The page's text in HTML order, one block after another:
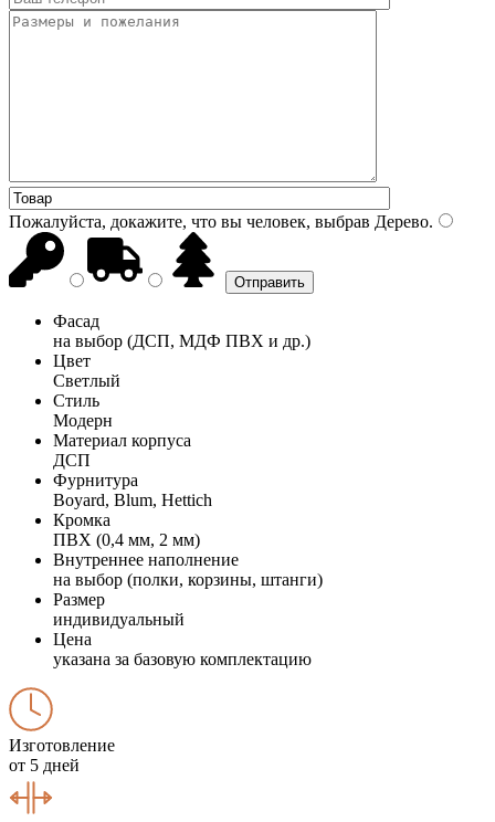
Пожалуйста, докажите, что вы человек, выбрав Дерево.
Фасад
на выбор (ДСП, МДФ ПВХ и др.)
Цвет
Светлый
Стиль
Модерн
Материал корпуса
ДСП
Фурнитура
Boyard, Blum, Hettich
Кромка
ПВХ (0,4 мм, 2 мм)
Внутреннее наполнение
на выбор (полки, корзины, штанги)
Размер
индивидуальный
Цена
указана за базовую комплектацию
Изготовление
от 5 дней